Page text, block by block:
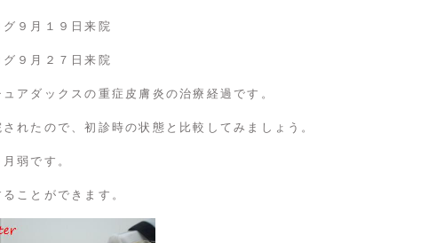
９月１９日来院
９月２７日来院
アダックスの重症皮膚炎の治療経過です。
れたので、初診時の状態と比較してみましょう。
弱です。
ことができます。